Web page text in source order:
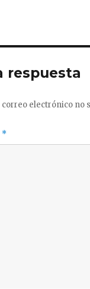
respuesta
electrónico no
*